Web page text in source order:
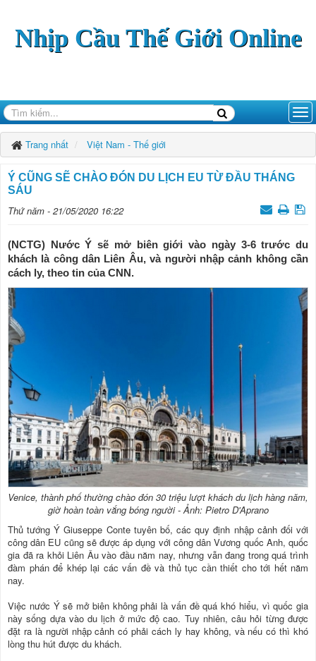
Nhịp Cầu Thế Giới Online
Trang nhất Việt Nam - Thế giới
Ý CŨNG SẼ CHÀO ĐÓN DU LỊCH EU TỪ ĐẦU THÁNG
SÁU
Thứ năm - 21/05/2020 16:22
(NCTG) Nước Ý sẽ mở biên giới vào ngày 3-6 trước du
khách là công dân Liên Âu, và người nhập cảnh không cần
cách ly, theo tin của CNN.
Venice, thành phố thường chào đón 30 triệu lượt khách du lịch hàng năm,
giờ hoàn toàn vắng bóng người - Ảnh: Pietro D'Aprano
Thủ tướng Ý Giuseppe Conte tuyên bố, các quy định nhập cảnh đối với
công dân EU cũng sẽ được áp dụng với công dân Vương quốc Anh, quốc
gia đã ra khỏi Liên Âu vào đầu năm nay, nhưng vẫn đang trong quá trình
đàm phán để khép lại các vấn đề và thủ tục cần thiết cho tới hết năm
nay.
Việc nước Ý sẽ mở biên không phải là vấn đề quá khó hiểu, vì quốc gia
này sống dựa vào du lịch ở mức độ cao. Tuy nhiên, câu hỏi từng được
đặt ra là người nhập cảnh có phải cách ly hay không, và nếu có thì khó
lòng thu hút được du khách.